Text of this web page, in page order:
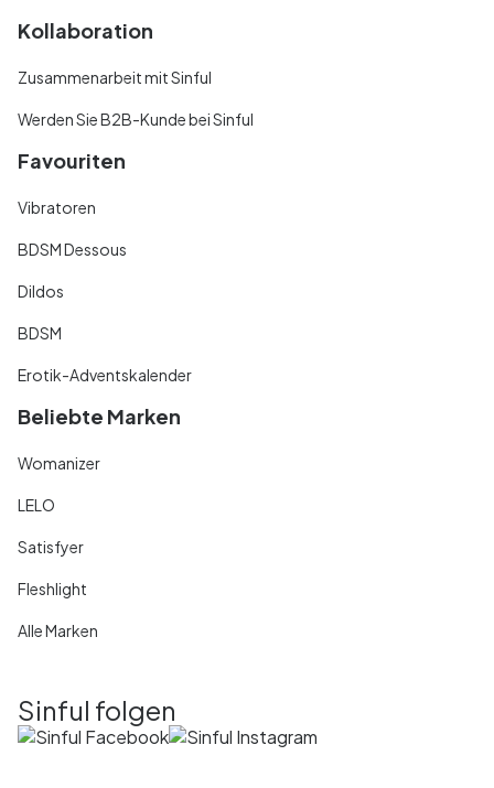
Kollaboration
Zusammenarbeit mit Sinful
Werden Sie B2B-Kunde bei Sinful
Favouriten
Vibratoren
BDSM Dessous
Dildos
BDSM
Erotik-Adventskalender
Beliebte Marken
Womanizer
LELO
Satisfyer
Fleshlight
Alle Marken
Sinful folgen